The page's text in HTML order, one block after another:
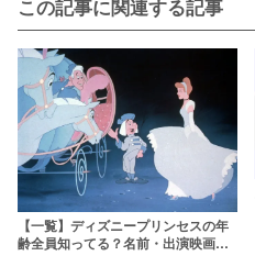
この記事に関連する記事
【一覧】ディズニープリンセスの年
齢全員知ってる？名前・出演映画を